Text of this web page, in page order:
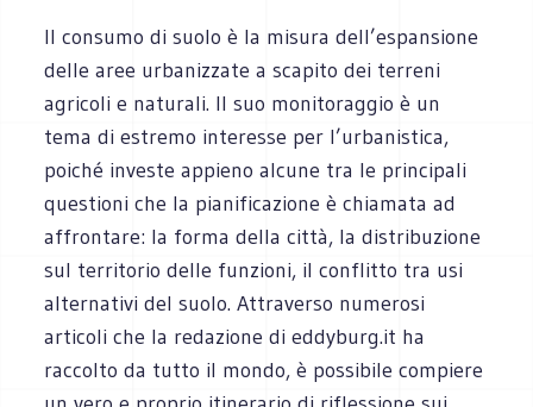
Il consumo di suolo è la misura dell’espansione
delle aree urbanizzate a scapito dei terreni
agricoli e naturali. Il suo monitoraggio è un
tema di estremo interesse per l’urbanistica,
poiché investe appieno alcune tra le principali
questioni che la pianificazione è chiamata ad
affrontare: la forma della città, la distribuzione
sul territorio delle funzioni, il conflitto tra usi
alternativi del suolo. Attraverso numerosi
articoli che la redazione di eddyburg.it ha
raccolto da tutto il mondo, è possibile compiere